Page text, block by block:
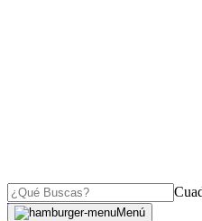
Menú
OJO